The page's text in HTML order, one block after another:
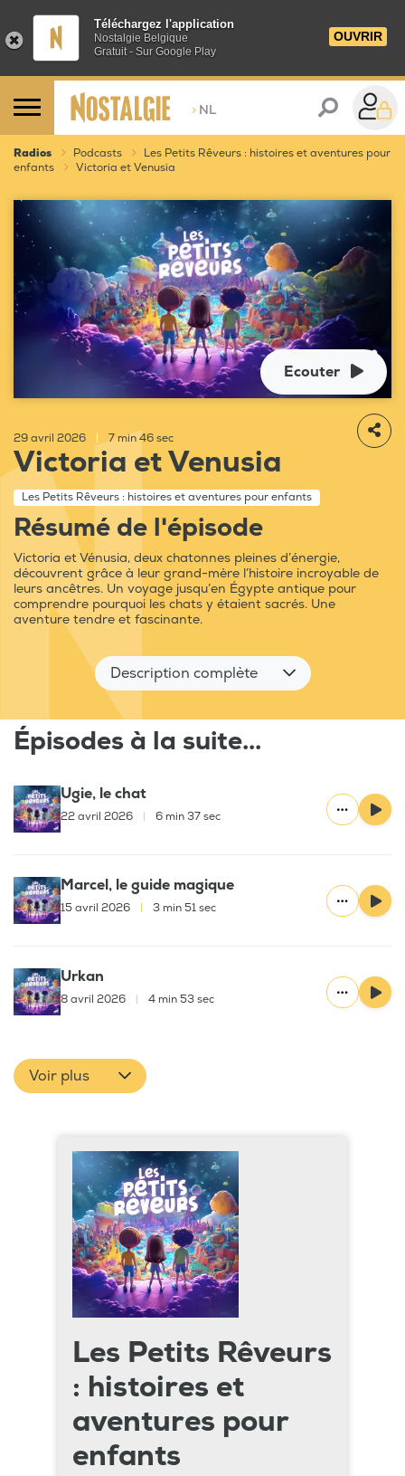
Téléchargez l'application
Nostalgie Belgique
Gratuit - Sur Google Play
OUVRIR
> NL
Radios Podcasts
Les Petits Rêveurs : histoires et aventures pour
enfants
Victoria et Venusia
Ecouter
29 avril 2026 7 min 46 sec
Victoria et Venusia
Les Petits Rêveurs : histoires et aventures pour enfants
Résumé de l'épisode
Victoria et Vénusia, deux chatonnes pleines d’énergie,
découvrent grâce à leur grand-mère l’histoire incroyable de
leurs ancêtres. Un voyage jusqu’en Égypte antique pour
comprendre pourquoi les chats y étaient sacrés. Une
aventure tendre et fascinante.
Description complète
Épisodes à la suite...
Ugie, le chat
22 avril 2026 6 min 37 sec
Marcel, le guide magique
15 avril 2026 3 min 51 sec
Urkan
8 avril 2026 4 min 53 sec
Voir plus
Les Petits Rêveurs
: histoires et
aventures pour
enfants